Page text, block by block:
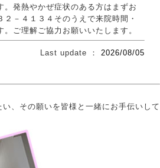
。発熱やかぜ症状のある方はまずお
－４１３４そのうえで来院時間・
ご理解ご協力お願いいたします。
Last update ： 2026/08/05
、その願いを皆様と一緒にお手伝いして